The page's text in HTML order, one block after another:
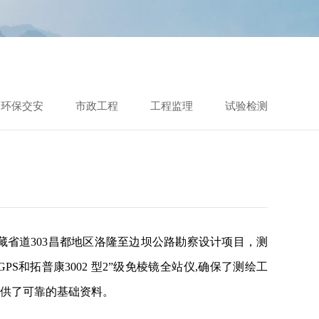
环保交安 市政工程 工程监理 试验检测
省道303昌都地区洛隆至边坝公路勘察设计项目，测
和拓普康3002 型2”级免棱镜全站仪,确保了测绘工
了可靠的基础资料。